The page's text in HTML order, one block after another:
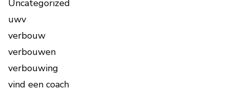
Uncategorized
uwv
verbouw
verbouwen
verbouwing
vind een coach